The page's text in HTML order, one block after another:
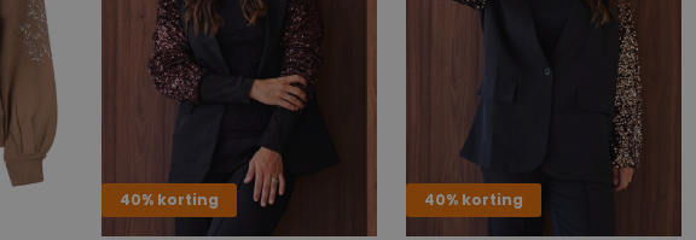
40% korting 40% korting